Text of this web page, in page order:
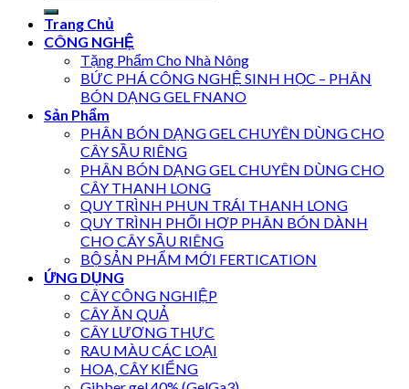
Trang Chủ
CÔNG NGHỆ
Tặng Phẩm Cho Nhà Nông
BỨC PHÁ CÔNG NGHỆ SINH HỌC – PHÂN
BÓN DẠNG GEL FNANO
Sản Phẩm
PHÂN BÓN DẠNG GEL CHUYÊN DÙNG CHO
CÂY SẦU RIÊNG
PHÂN BÓN DẠNG GEL CHUYÊN DÙNG CHO
CÂY THANH LONG
QUY TRÌNH PHUN TRÁI THANH LONG
QUY TRÌNH PHỐI HỢP PHÂN BÓN DÀNH
CHO CÂY SẦU RIÊNG
BỘ SẢN PHẨM MỚI FERTICATION
ỨNG DỤNG
CÂY CÔNG NGHIỆP
CÂY ĂN QUẢ
CÂY LƯƠNG THỰC
RAU MÀU CÁC LOẠI
HOA, CÂY KIỂNG